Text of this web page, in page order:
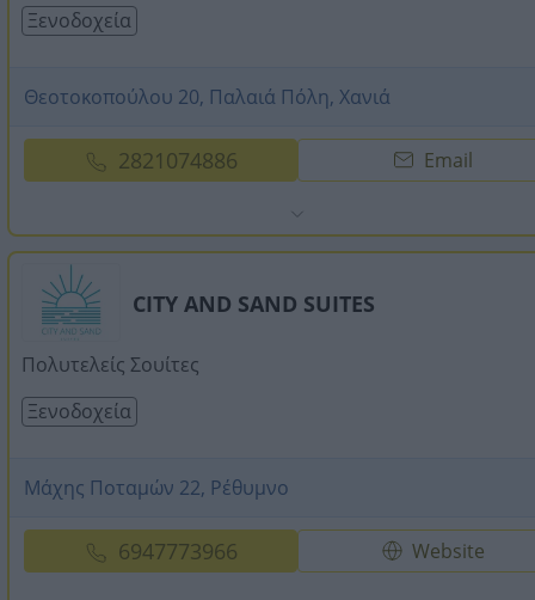
Ξενοδοχεία
Θεοτοκοπούλου 20, Παλαιά Πόλη, Χανιά
2821074886 Email
CITY AND SAND SUITES
Πολυτελείς Σουίτες
Ξενοδοχεία
Μάχης Ποταμών 22, Ρέθυμνο
6947773966 Website